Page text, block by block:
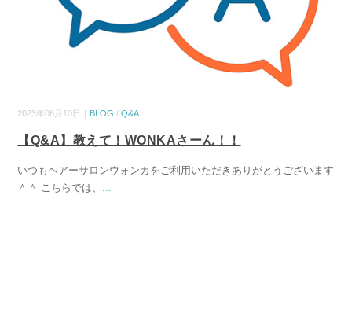
2023年06月10日｜ BLOG /Q&A
【Q&A】教えて！WONKAさーん！！
いつもヘアーサロンウォンカをご利用いただきありがとうございます
＾＾ こちらでは、